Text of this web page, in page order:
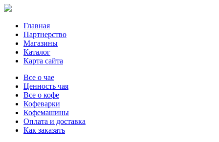
Главная
Партнерство
Магазины
Каталог
Карта сайта
Все о чае
Ценность чая
Все о кофе
Кофеварки
Кофемашины
Оплата и доставка
Как заказать